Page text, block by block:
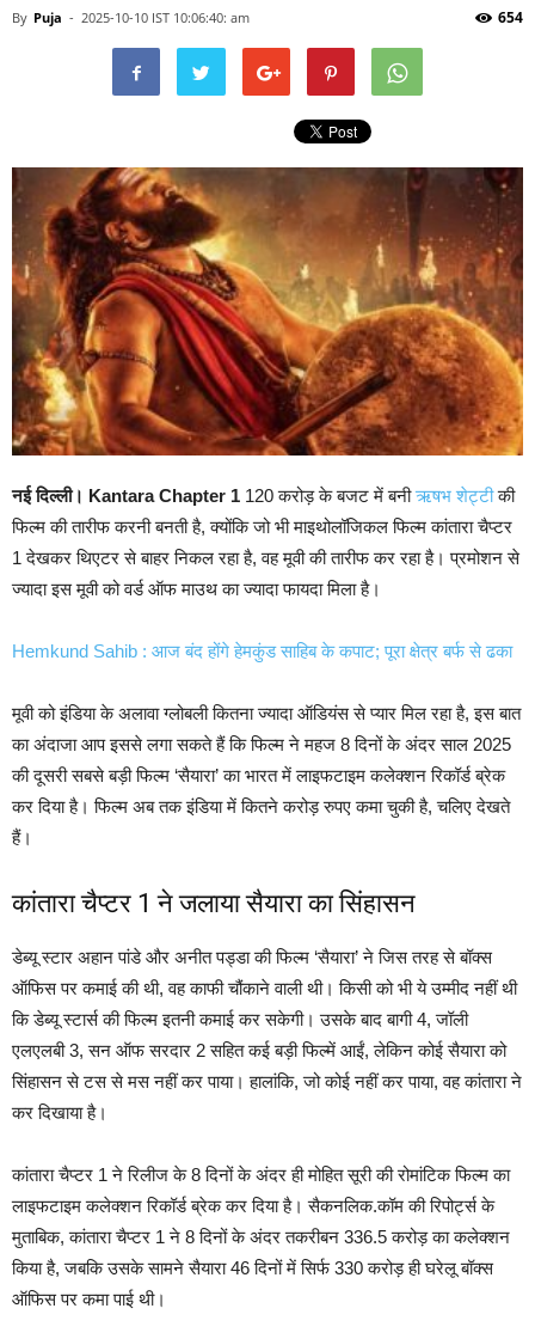
By Puja - 2025-10-10 IST 10:06:40: am 654
नई दिल्ली। Kantara Chapter 1 120 करोड़ के बजट में बनीऋषभ शेट्टीकी
फिल्म की तारीफ करनी बनती है, क्योंकि जो भी माइथोलॉजिकल फिल्म कांतारा चैप्टर
1 देखकर थिएटर से बाहर निकल रहा है, वह मूवी की तारीफ कर रहा है। प्रमोशन से
ज्यादा इस मूवी को वर्ड ऑफ माउथ का ज्यादा फायदा मिला है।
Hemkund Sahib : आज बंद होंगे हेमकुंड साहिब के कपाट; पूरा क्षेत्र बर्फ से ढका
मूवी को इंडिया के अलावा ग्लोबली कितना ज्यादा ऑडियंस से प्यार मिल रहा है, इस बात
का अंदाजा आप इससे लगा सकते हैं कि फिल्म ने महज 8 दिनों के अंदर साल 2025
की दूसरी सबसे बड़ी फिल्म ‘सैयारा’ का भारत में लाइफटाइम कलेक्शन रिकॉर्ड ब्रेक
कर दिया है। फिल्म अब तक इंडिया में कितने करोड़ रुपए कमा चुकी है, चलिए देखते
हैं।
कांतारा चैप्टर 1 ने जलाया सैयारा का सिंहासन
डेब्यू स्टार अहान पांडे और अनीत पड्डा की फिल्म ‘सैयारा’ ने जिस तरह से बॉक्स
ऑफिस पर कमाई की थी, वह काफी चौंकाने वाली थी। किसी को भी ये उम्मीद नहीं थी
कि डेब्यू स्टार्स की फिल्म इतनी कमाई कर सकेगी। उसके बाद बागी 4, जॉली
एलएलबी 3, सन ऑफ सरदार 2 सहित कई बड़ी फिल्में आईं, लेकिन कोई सैयारा को
सिंहासन से टस से मस नहीं कर पाया। हालांकि, जो कोई नहीं कर पाया, वह कांतारा ने
कर दिखाया है।
कांतारा चैप्टर 1 ने रिलीज के 8 दिनों के अंदर ही मोहित सूरी की रोमांटिक फिल्म का
लाइफटाइम कलेक्शन रिकॉर्ड ब्रेक कर दिया है। सैकनलिक.कॉम की रिपोर्ट्स के
मुताबिक, कांतारा चैप्टर 1 ने 8 दिनों के अंदर तकरीबन 336.5 करोड़ का कलेक्शन
किया है, जबकि उसके सामने सैयारा 46 दिनों में सिर्फ 330 करोड़ ही घरेलू बॉक्स
ऑफिस पर कमा पाई थी।